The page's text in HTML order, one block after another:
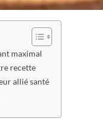
maximal
recette
allié santé